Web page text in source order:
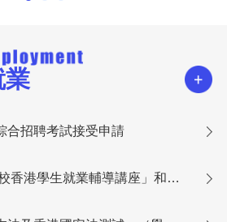
合招聘考試接受申請
「2026年夏季內地高校香港學生就業輔導講座」和「培訓工作坊」報名火熱進行中！